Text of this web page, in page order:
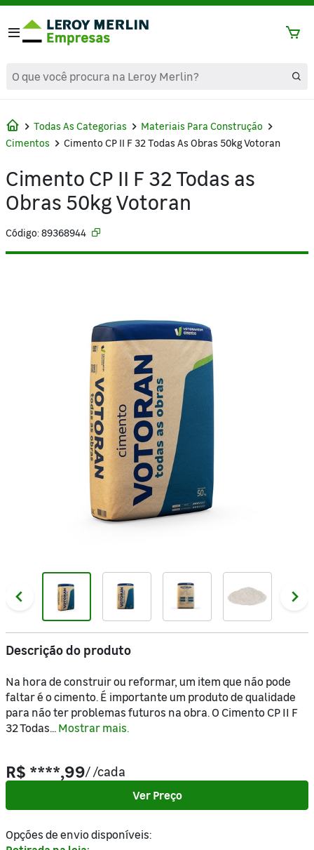
text.skipToContent
text.skipToNavigation
Todas As Categorias
Materiais Para Construção
Cimentos
Cimento CP II F 32 Todas As Obras 50kg Votoran
Cimento CP II F 32 Todas as
Obras 50kg Votoran
Código: 89368944
Descrição do produto
Na hora de construir ou reformar, um item que não pode
faltar é o cimento. É importante um produto de qualidade
para não ter problemas futuros na obra. O Cimento CP II F
32 Todas... Mostrar mais.
R$ ****,99//cada
Ver Preço
Opções de envio disponíveis: